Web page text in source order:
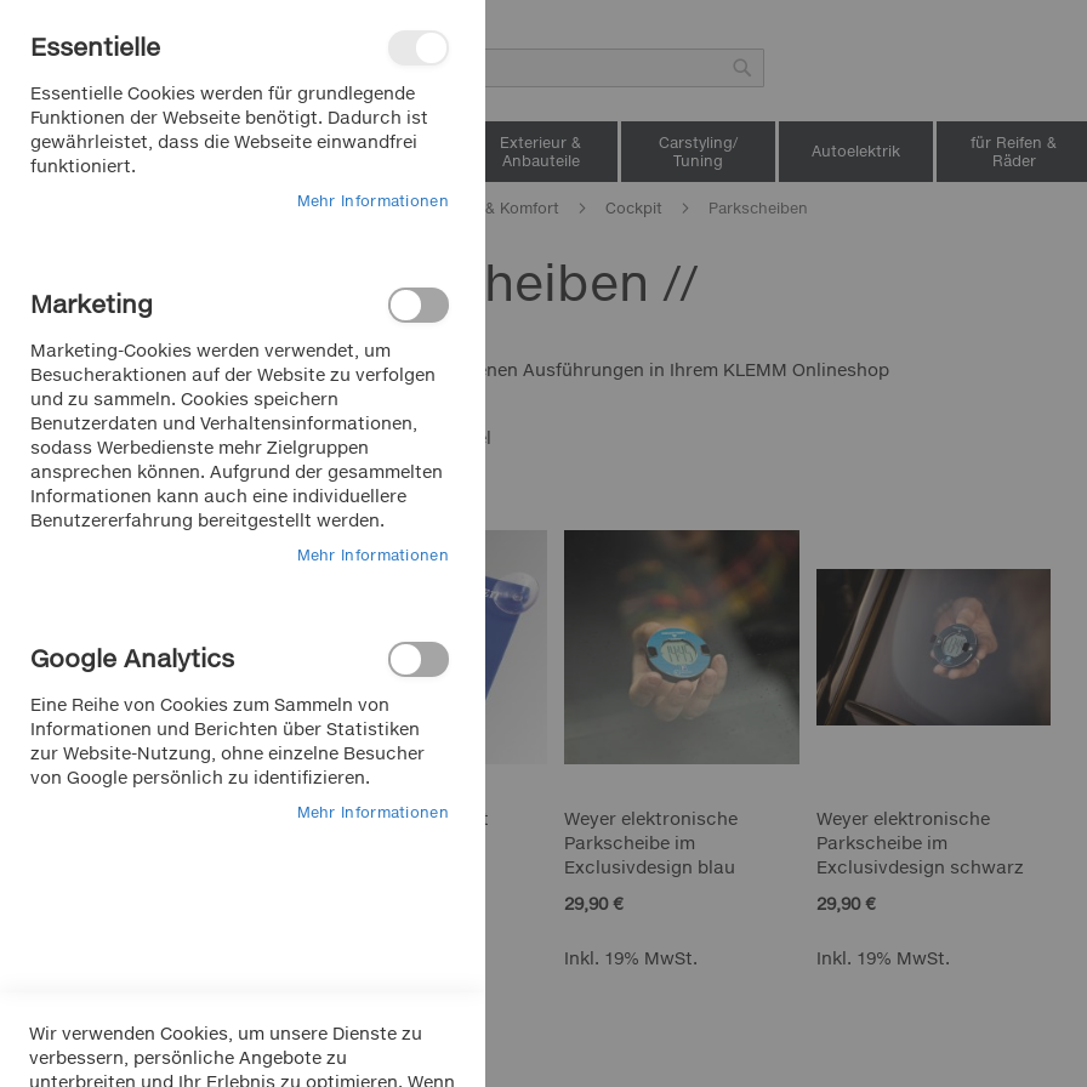
Suche
Interieur &
Exterieur &
Anbauteile
Carstyling/
Tuning
Autoelektrik
für Reifen &
Räder
Home Interieur & Komfort Cockpit Parkscheiben
Parkscheiben //
in vielen verschiedenen Ausführungen in Ihrem KLEMM Onlineshop
Ansicht
als
RasterListe Artikel
APA Parkscheibe mit
Weyer elektronische
Parkscheibe im
Exclusivdesign blau
29,90 €
Inkl. 19% MwSt.
Weyer elektronische
Parkscheibe im
Exclusivdesign schwarz
29,90 €
Inkl. 19% MwSt.
Saisonartikel Winter
Lkw/Transporter/Bus
HOTLINE
+49 911 988 315 00
Mo.-Fr. 9 - 18 Uhr für Sie da
Marken bei Klemm
Dino
EUFAB
FOLIATEC
Weyer
Essentielle
Essentielle Cookies werden für grundlegende
Funktionen der Webseite benötigt. Dadurch ist
gewährleistet, dass die Webseite einwandfrei
funktioniert.
Mehr Informationen
Marketing
Marketing-Cookies werden verwendet, um
Besucheraktionen auf der Website zu verfolgen
und zu sammeln. Cookies speichern
Benutzerdaten und Verhaltensinformationen,
sodass Werbedienste mehr Zielgruppen
ansprechen können. Aufgrund der gesammelten
Informationen kann auch eine individuellere
Benutzererfahrung bereitgestellt werden.
Mehr Informationen
Google Analytics
Eine Reihe von Cookies zum Sammeln von
Informationen und Berichten über Statistiken
zur Website-Nutzung, ohne einzelne Besucher
von Google persönlich zu identifizieren.
Mehr Informationen
Wir verwenden Cookies, um unsere Dienste zu
verbessern, persönliche Angebote zu
unterbreiten und Ihr Erlebnis zu optimieren. Wenn